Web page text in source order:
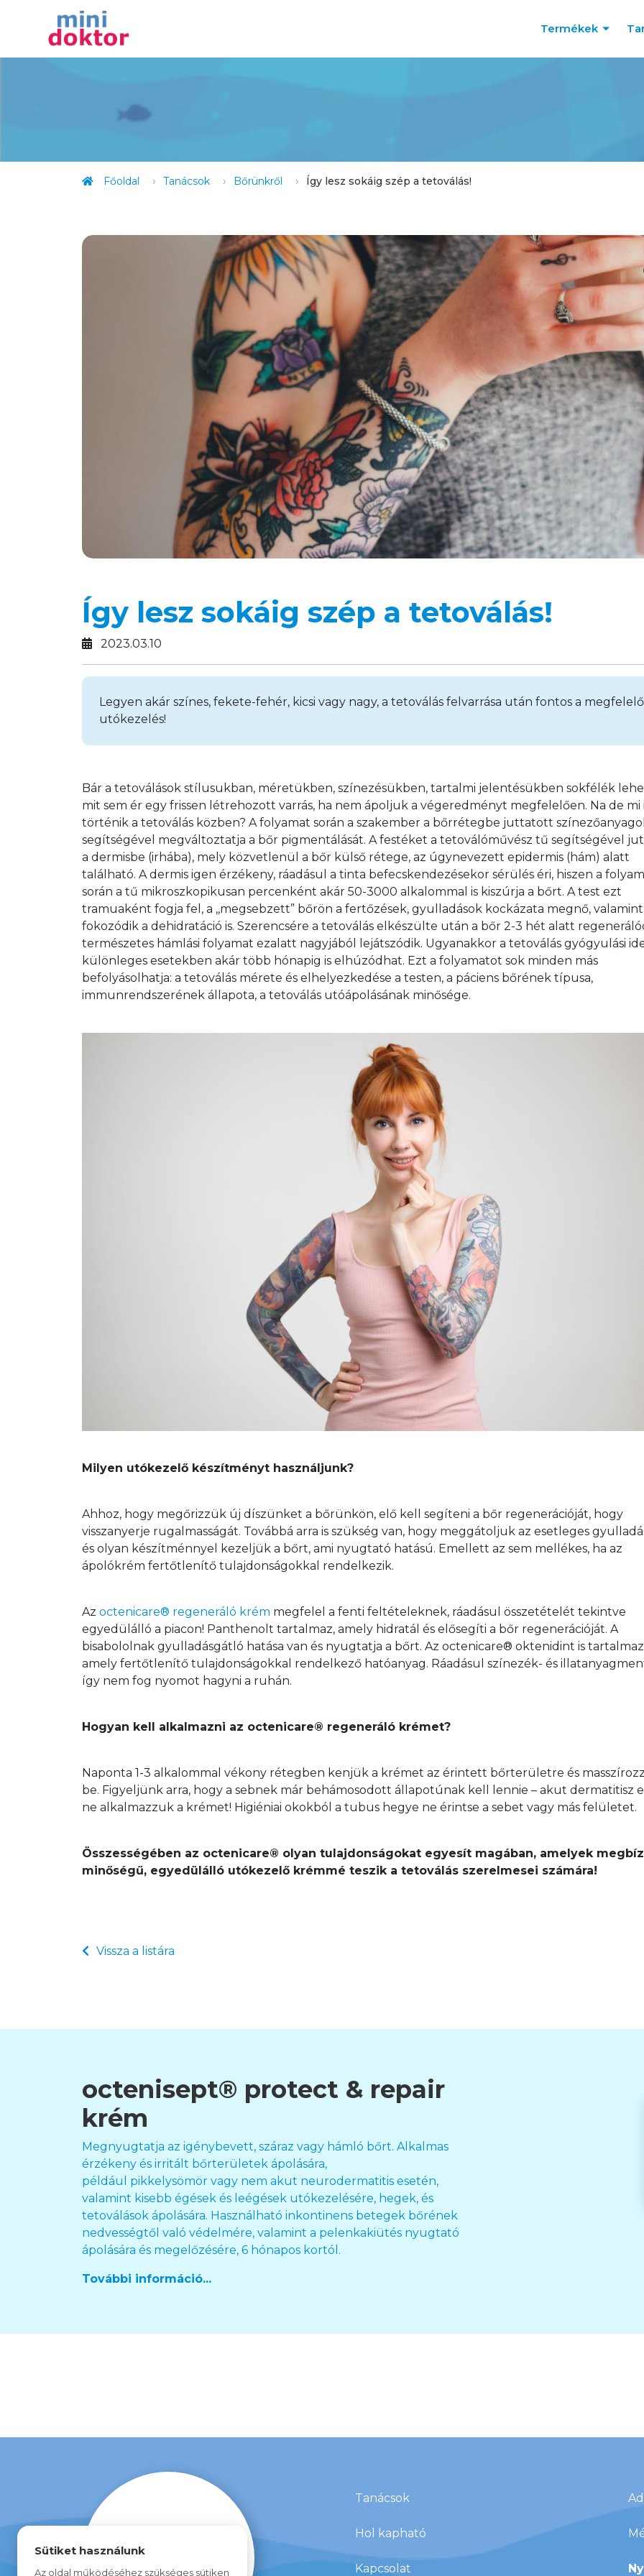
Termékek
Főoldal Tanácsok Bőrünkről Így lesz sokáig szép a tetoválás!
Így lesz sokáig szép a tetoválás!
2023.03.10
Legyen akár színes, fekete-fehér, kicsi vagy nagy, a tetoválás felvarrása után fontos a megfelelő
utókezelés!
Bár a tetoválások stílusukban, méretükben, színezésükben, tartalmi jelentésükben sokfélék
mit sem ér egy frissen létrehozott varrás, ha nem ápoljuk a végeredményt megfelelően. Na de mi
történik a tetoválás közben? A folyamat során a szakember a bőrrétegbe juttatott
segítségével megváltoztatja a bőr pigmentálását. A festéket a tetoválóművész tű segítségével
a dermisbe (irhába), mely közvetlenül a bőr külső rétege, az úgynevezett epidermis (hám) alatt
található. A dermis igen érzékeny, ráadásul a tinta befecskendezésekor sérülés éri, hiszen a
során a tű mikroszkopikusan percenként akár 50-3000 alkalommal is kiszúrja a bőrt. A test ezt
tramuaként fogja fel, a ,,megsebzett” bőrön a fertőzések, gyulladások kockázata megnő, valamint
fokozódik a dehidratáció is. Szerencsére a tetoválás elkészülte után a bőr 2-3 hét alatt
természetes hámlási folyamat ezalatt nagyjából lejátszódik. Ugyanakkor a tetoválás gyógyulási
különleges esetekben akár több hónapig is elhúzódhat. Ezt a folyamatot sok minden más
befolyásolhatja: a tetoválás mérete és elhelyezkedése a testen, a páciens bőrének típusa,
immunrendszerének állapota, a tetoválás utóápolásának minősége.
Milyen utókezelő készítményt használjunk?
Ahhoz, hogy megőrizzük új díszünket a bőrünkön, elő kell segíteni a bőr regenerációját, hogy
visszanyerje rugalmasságát. Továbbá arra is szükség van, hogy meggátoljuk az esetleges
és olyan készítménnyel kezeljük a bőrt, ami nyugtató hatású. Emellett az sem mellékes, ha az
ápolókrém fertőtlenítő tulajdonságokkal rendelkezik.
Az octenicare® regeneráló krém megfelel a fenti feltételeknek, ráadásul összetételét tekintve
egyedülálló a piacon! Panthenolt tartalmaz, amely hidratál és elősegíti a bőr regenerációját. A
bisabololnak gyulladásgátló hatása van és nyugtatja a bőrt. Az octenicare® oktenidint is
amely fertőtlenítő tulajdonságokkal rendelkező hatóanyag. Ráadásul színezék- és
így nem fog nyomot hagyni a ruhán.
Hogyan kell alkalmazni az octenicare® regeneráló krémet?
Naponta 1-3 alkalommal vékony rétegben kenjük a krémet az érintett bőrterületre és
be. Figyeljünk arra, hogy a sebnek már behámosodott állapotúnak kell lennie – akut dermatitisz
ne alkalmazzuk a krémet! Higiéniai okokból a tubus hegye ne érintse a sebet vagy más felületet.
Összességében az octenicare® olyan tulajdonságokat egyesít magában, amelyek
minőségű, egyedülálló utókezelő krémmé teszik a tetoválás szerelmesei számára!
Vissza a listára
octenisept® protect & repair
krém
Megnyugtatja az igénybevett, száraz vagy hámló bőrt. Alkalmas
érzékeny és irritált bőrterületek ápolására,
például pikkelysömör vagy nem akut neurodermatitis esetén,
valamint kisebb égések és leégések utókezelésére, hegek, és
tetoválások ápolására. Használható inkontinens betegek bőrének
nedvességtől való védelmére, valamint a pelenkakiütés nyugtató
ápolására és megelőzésére, 6 hónapos kortól.
További információ...
Tanácsok
Hol kapható
Kapcsolat
Sütiket használunk
Az oldal működéséhez szükséges sütiken